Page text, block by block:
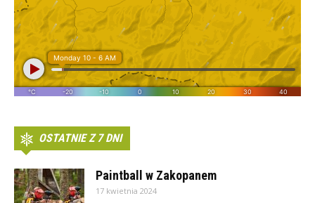
OSTATNIE Z 7 DNI
Paintball w Zakopanem
17 kwietnia 2024